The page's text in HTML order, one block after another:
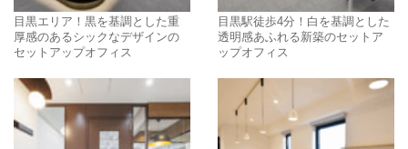
目黒エリア！黒を基調とした重
厚感のあるシックなデザインの
セットアップオフィス
目黒駅徒歩4分！白を基調とした
透明感あふれる新築のセットア
ップオフィス